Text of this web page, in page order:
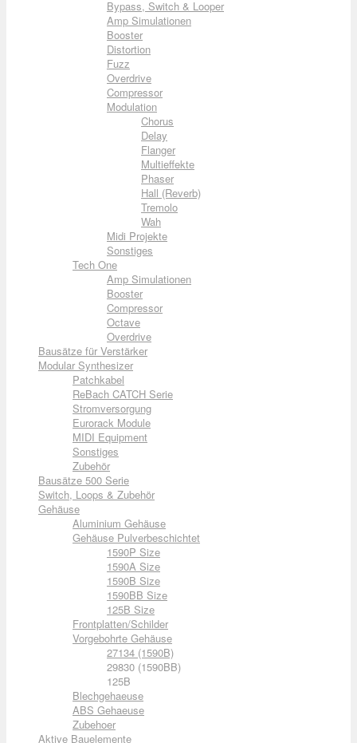
Bypass, Switch & Looper
Amp Simulationen
Booster
Distortion
Fuzz
Overdrive
Compressor
Modulation
Chorus
Delay
Flanger
Multieffekte
Phaser
Hall (Reverb)
Tremolo
Wah
Midi Projekte
Sonstiges
Tech One
Amp Simulationen
Booster
Compressor
Octave
Overdrive
Bausätze für Verstärker
Modular Synthesizer
Patchkabel
ReBach CATCH Serie
Stromversorgung
Eurorack Module
MIDI Equipment
Sonstiges
Zubehör
Bausätze 500 Serie
Switch, Loops & Zubehör
Gehäuse
Aluminium Gehäuse
Gehäuse Pulverbeschichtet
1590P Size
1590A Size
1590B Size
1590BB Size
125B Size
Frontplatten/Schilder
Vorgebohrte Gehäuse
27134 (1590B)
29830 (1590BB)
125B
Blechgehaeuse
ABS Gehaeuse
Zubehoer
Aktive Bauelemente